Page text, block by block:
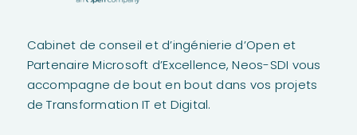
Cabinet de conseil et d’ingénierie d’Open et
Partenaire Microsoft d’Excellence,Neos-SDI vous
accompagne de bout en bout dans vos projets
de Transformation IT et Digital.